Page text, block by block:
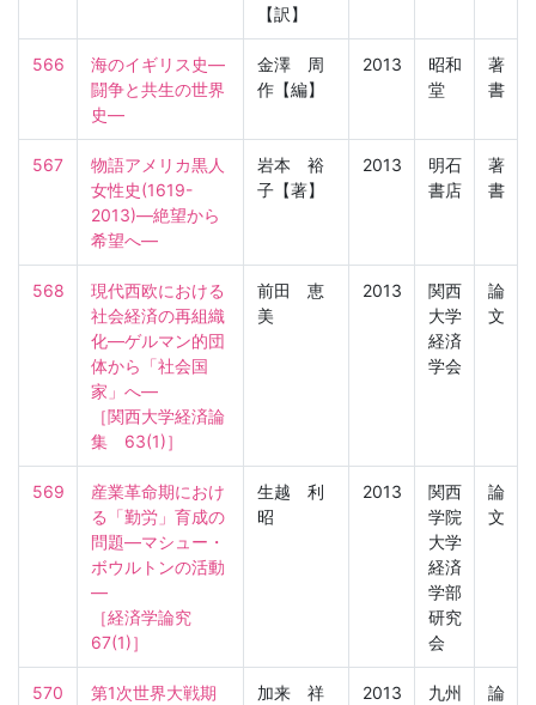
【訳】
566
海のイギリス史―
闘争と共生の世界
史―
金澤 周
作【編】
2013
昭和
堂
著
書
567
物語アメリカ黒人
女性史(1619-
2013)―絶望から
希望へ―
岩本 裕
子【著】
2013
明石
書店
著
書
568
現代西欧における
社会経済の再組織
化―ゲルマン的団
体から「社会国
家」へ―
［関西大学経済論
集　63(1)］
前田 恵
美
2013
関西
大学
経済
学会
論
文
569
産業革命期におけ
る「勤労」育成の
問題―マシュー・
ボウルトンの活動
―
［経済学論究
67(1)］
生越 利
昭
2013
関西
学院
大学
経済
学部
研究
会
論
文
570
第1次世界大戦期
加来 祥
2013
九州
論